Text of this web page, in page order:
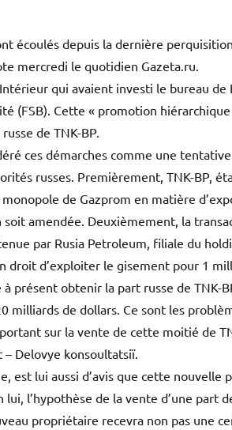
écoulés depuis la dernière
mercredi le quotidien Gazeta.ru.
qui avaient investi le bureau de
(FSB). Cette « promotion
de TNK-BP.
ces démarches comme une
russes. Premièrement, TNK-BP,
de Gazprom en matière
amendée. Deuxièmement, la
par Rusia Petroleum, filiale du
droit d’exploiter le gisement pour 1
présent obtenir la part russe de TNK-
milliards de dollars. Ce sont les
sur la vente de cette moitié de
Delovye konsoultatsiï.
lui aussi d’avis que cette nouvelle
l’hypothèse de la vente d’une part
propriétaire recevra non pas une